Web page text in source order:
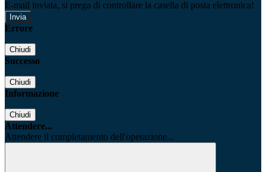
E-mail inviata, si prega di controllare la casella di posta elettronica!
Errore
Chiudi
Successo
Chiudi
Informazione
Chiudi
Attendere...
Attendere il completamento dell'operazione...